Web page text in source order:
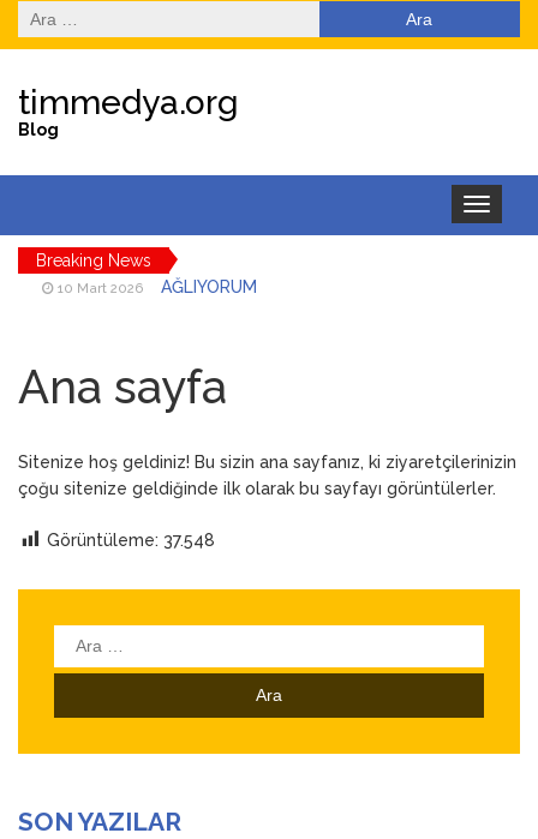
timmedya.org
Blog
Toggle
navigation
Breaking News
10 Mart 2026 AĞLIYORUM
18 Şubat 2026 İSYANKAR
3 Şubat 2026
SENİ O KADAR ÇOK
ANNEM
Ana sayfa
Sitenize hoş geldiniz! Bu sizin ana sayfanız, ki ziyaretçilerinizin
çoğu sitenize geldiğinde ilk olarak bu sayfayı görüntülerler.
Görüntüleme: 37.548
SON YAZILAR